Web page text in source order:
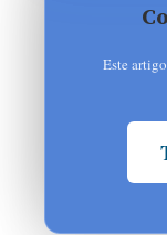
Este